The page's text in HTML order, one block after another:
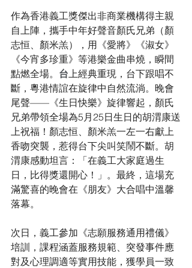
作為香港義工獎傑出非商業機構得主親
自上陣，攜手中年好聲音顏氏兄弟（顏
志恒、顏米羔），用《愛將》《淑女》
《今宵多珍重》等港樂金曲串燒，瞬間
點燃全場。 台上經典重現，台下跟唱不
斷，粵港情誼在旋律中自然流淌。晚會
尾聲——《生日快樂》旋律響起，顏氏
兄弟帶領全場為5月25日生日的胡渭康送
上祝福！顏志恒、顏米羔一左一右獻上
香吻突襲，惹得台下尖叫笑鬧不斷。胡
渭康感動坦言：「在義工大家庭過生
日，比得獎還開心！」。最終，這場充
滿驚喜的晚會在《朋友》大合唱中溫馨
落幕。
次日，義工參加《志願服務通用禮儀》
培訓，課程涵蓋服務規範、突發事件應
對及心理調適等實用技能，獲學員一致